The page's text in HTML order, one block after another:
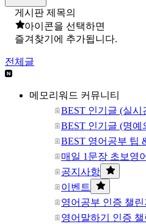
게시판 제목의
아이콘을 선택하면
즐겨찾기에 추가됩니다.
전체글
메모리워드 커뮤니티
BEST 인기글 (실시
BEST 인기글 (명예
BEST 영어공부 팁
매일 1문장 초보영
공지사항
이벤트
영어공부 인증 챌린
영어말하기 인증 챌